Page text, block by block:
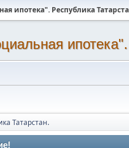
ипотека". Республика
ипотека".
Татарстан.